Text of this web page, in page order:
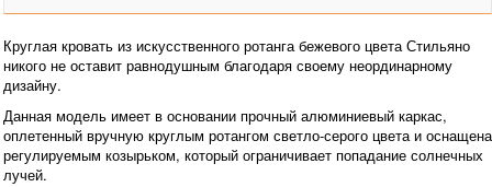
Круглая кровать из искусственного ротанга бежевого цвета Стильяно
никого не оставит равнодушным благодаря своему неординарному
дизайну.
Данная модель имеет в основании прочный алюминиевый каркас,
оплетенный вручную круглым ротангом светло-серого цвета и оснащена
регулируемым козырьком, который ограничивает попадание солнечных
лучей.